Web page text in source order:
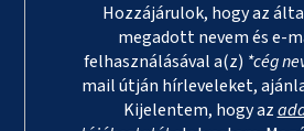
Hozzájárulok, hogy az
megadott nevem és e-
felhasználásával a(z) *cég
mail útján hírleveleket,
Kijelentem, hogy az